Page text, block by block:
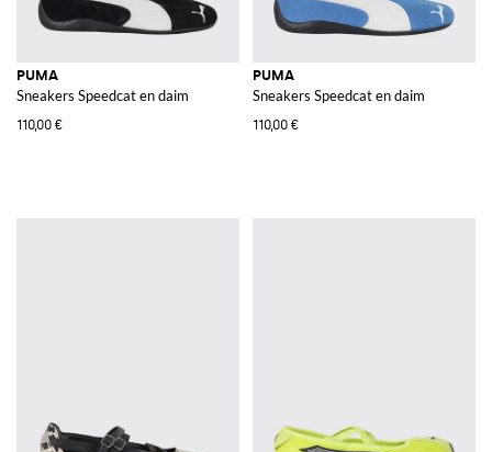
PUMA
Sneakers Speedcat en daim
110,00 €
PUMA
Sneakers Speedcat en daim
110,00 €